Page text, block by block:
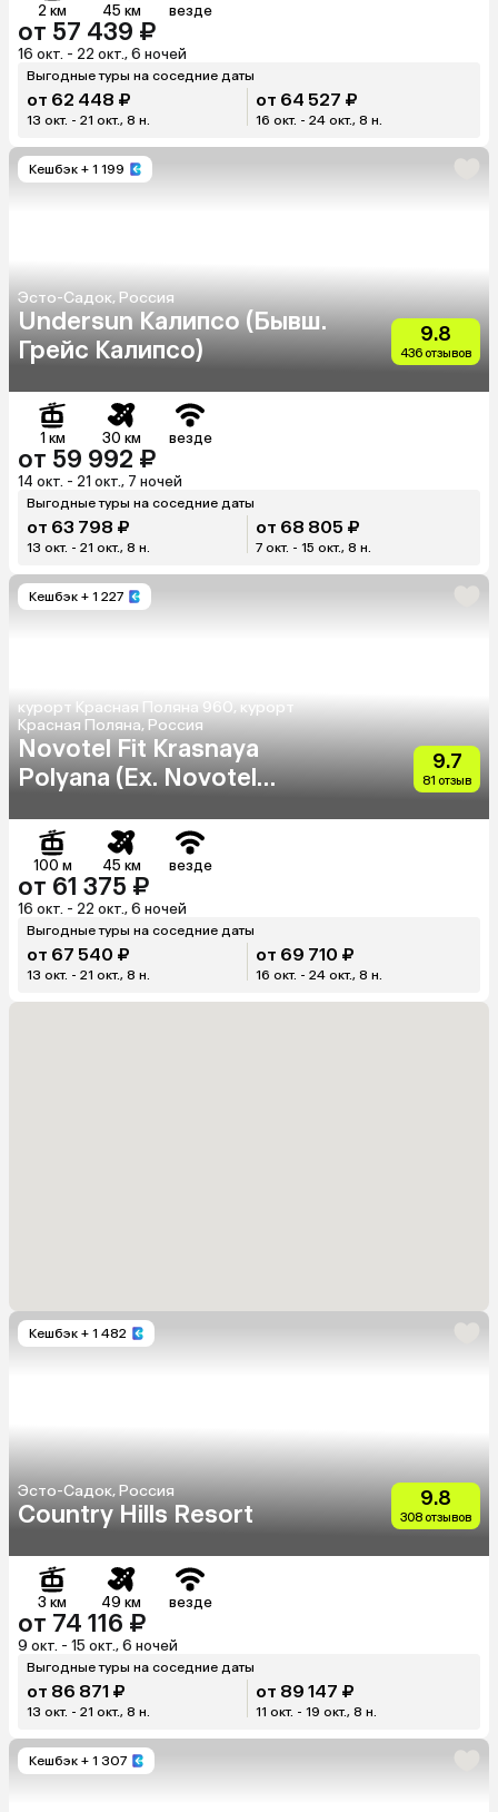
2 км 45 км везде
от 57 439 ₽
16 окт. - 22 окт., 6 ночей
Выгодные туры на соседние даты
от 62 448 ₽
13 окт. - 21 окт., 8 н.
от 64 527 ₽
16 окт. - 24 окт., 8 н.
Кешбэк + 1 199
Эсто-Садок, Россия
Undersun Калипсо (Бывш.
Грейс Калипсо)
9.8
436 отзывов
1 км 30 км везде
от 59 992 ₽
14 окт. - 21 окт., 7 ночей
Выгодные туры на соседние даты
от 63 798 ₽
13 окт. - 21 окт., 8 н.
от 68 805 ₽
7 окт. - 15 окт., 8 н.
Кешбэк + 1 227
курорт Красная Поляна 960, курорт
Красная Поляна, Россия
Novotel Fit Krasnaya
Polyana (Ex. Novotel
9.7
81 отзыв
100 м 45 км везде
от 61 375 ₽
16 окт. - 22 окт., 6 ночей
Выгодные туры на соседние даты
от 67 540 ₽
13 окт. - 21 окт., 8 н.
от 69 710 ₽
16 окт. - 24 окт., 8 н.
Кешбэк + 1 482
Эсто-Садок, Россия
Country Hills Resort
9.8
308 отзывов
3 км 49 км везде
от 74 116 ₽
9 окт. - 15 окт., 6 ночей
Выгодные туры на соседние даты
от 86 871 ₽
13 окт. - 21 окт., 8 н.
от 89 147 ₽
11 окт. - 19 окт., 8 н.
Кешбэк + 1 307